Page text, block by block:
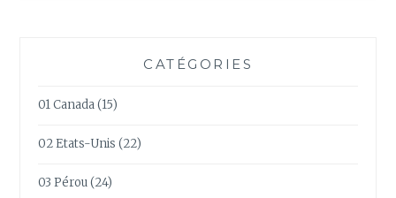
CATÉGORIES
01 Canada(15)
02 Etats-Unis (22)
03 Pérou(24)